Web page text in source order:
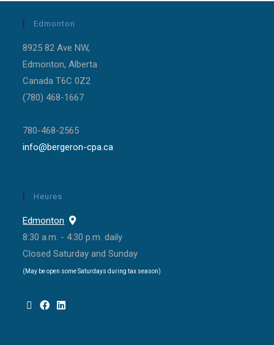
Edmonton
8925 82 Ave NW,
Edmonton, Alberta
Canada T6C 0Z2
(780) 468-1667
780-468-2565
info@bergeron-cpa.ca
Heures
Edmonton
8:30 a.m. - 4:30 p.m. daily
Closed Saturday and Sunday
(May be open some Saturdays during tax season)